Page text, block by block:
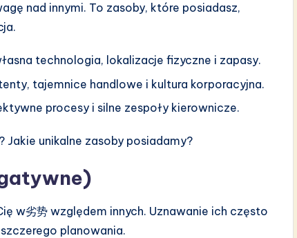
nad innymi. To zasoby, które posiadasz,
technologia, lokalizacje fizyczne i zapasy.
tajemnice handlowe i kultura korporacyjna.
procesy i silne zespoły kierownicze.
Jakie unikalne zasoby posiadamy?
w劣势 względem innych. Uznawanie ich często
planowania.